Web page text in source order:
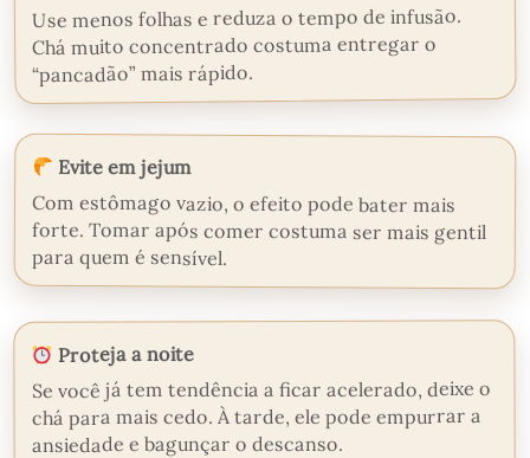
Use menos folhas e reduza o tempo de infusão.
Chá muito concentrado costuma entregar o
“pancadão” mais rápido.
Evite em jejum
Com estômago vazio, o efeito pode bater mais
forte. Tomar após comer costuma ser mais gentil
para quem é sensível.
Proteja a noite
Se você já tem tendência a ficar acelerado, deixe o
chá para mais cedo. À tarde, ele pode empurrar a
ansiedade e bagunçar o descanso.